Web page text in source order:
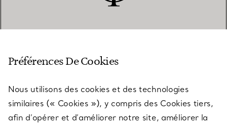
SERVICES
Préférences De Cookies
Nous utilisons des cookies et des technologies
similaires (« Cookies »), y compris des Cookies tiers,
afin d’opérer et d’améliorer notre site, améliorer la